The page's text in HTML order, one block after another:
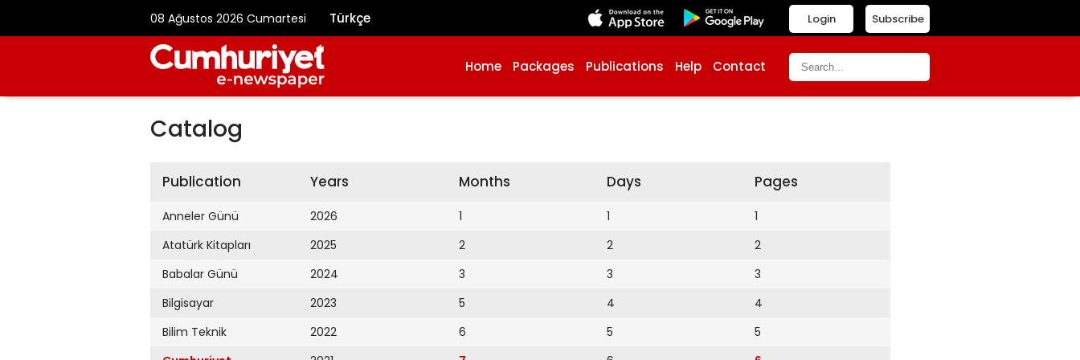
08 Ağustos 2026 Cumartesi Türkçe Subscribe
Login
Home Packages Publications Help Contact
Catalog
Publication
Anneler Günü
Atatürk Kitapları
Babalar Günü
Bilgisayar
Bilim Teknik
Years
2026
2025
2024
2023
2022
Months
1
2
3
5
6
Days
1
2
3
4
5
Pages
1
2
3
4
5